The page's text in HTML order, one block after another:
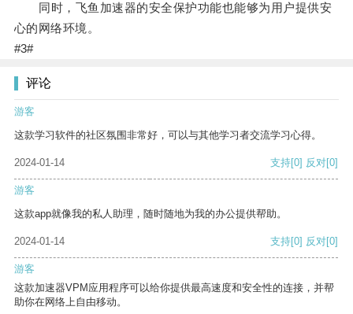
同时，飞鱼加速器的安全保护功能也能够为用户提供安
心的网络环境。
#3#
评论
游客
这款学习软件的社区氛围非常好，可以与其他学习者交流学习心得。
2024-01-14 支持[0] 反对[0]
游客
这款app就像我的私人助理，随时随地为我的办公提供帮助。
2024-01-14 支持[0] 反对[0]
游客
这款加速器VPM应用程序可以给你提供最高速度和安全性的连接，并帮
助你在网络上自由移动。